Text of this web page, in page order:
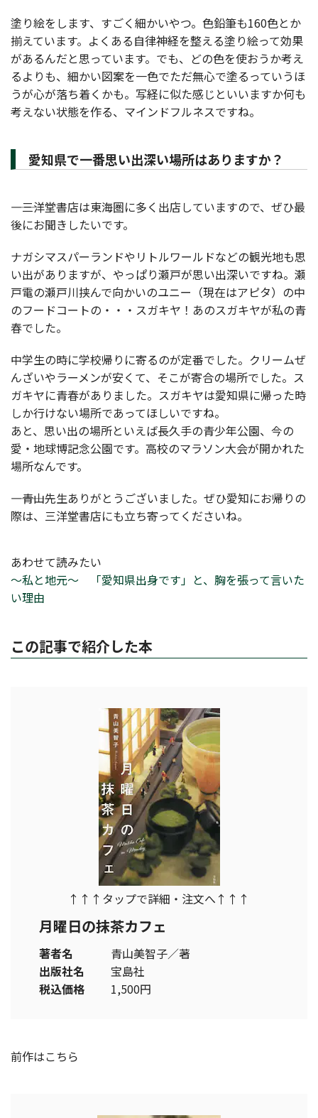
塗り絵をします、すごく細かいやつ。色鉛筆も160色とか
揃えています。よくある自律神経を整える塗り絵って効果
があるんだと思っています。でも、どの色を使おうか考え
るよりも、細かい図案を一色でただ無心で塗るっていうほ
うが心が落ち着くかも。写経に似た感じといいますか何も
考えない状態を作る、マインドフルネスですね。
愛知県で一番思い出深い場所はありますか？
――――三洋堂書店は東海圏に多く出店していますので、ぜひ最
後にお聞きしたいです。
ナガシマスパーランドやリトルワールドなどの観光地も思
い出がありますが、やっぱり瀬戸が思い出深いですね。瀬
戸電の瀬戸川挟んで向かいのユニー（現在はアピタ）の中
のフードコートの・・・スガキヤ！あのスガキヤが私の青
春でした。
中学生の時に学校帰りに寄るのが定番でした。クリームぜ
んざいやラーメンが安くて、そこが寄合の場所でした。ス
ガキヤに青春がありました。スガキヤは愛知県に帰った時
しか行けない場所であってほしいですね。
あと、思い出の場所といえば長久手の青少年公園、今の
愛・地球博記念公園です。高校のマラソン大会が開かれた
場所なんです。
――――青山先生ありがとうございました。ぜひ愛知にお帰りの
際は、三洋堂書店にも立ち寄ってくださいね。
あわせて読みたい
～私と地元～ 「愛知県出身です」と、胸を張って言いた
い理由
この記事で紹介した本
↑↑↑タップで詳細・注文へ↑↑↑
月曜日の抹茶カフェ
著者名
青山美智子／著
出版社名
宝島社
税込価格
1,500円
前作はこちら